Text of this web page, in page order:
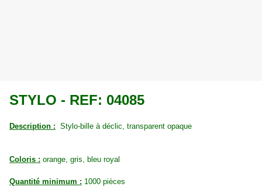
STYLO - REF: 04085
Description : Stylo-bille à déclic, transparent opaque
Coloris : orange, gris, bleu royal
Quantité minimum : 1000 pièces